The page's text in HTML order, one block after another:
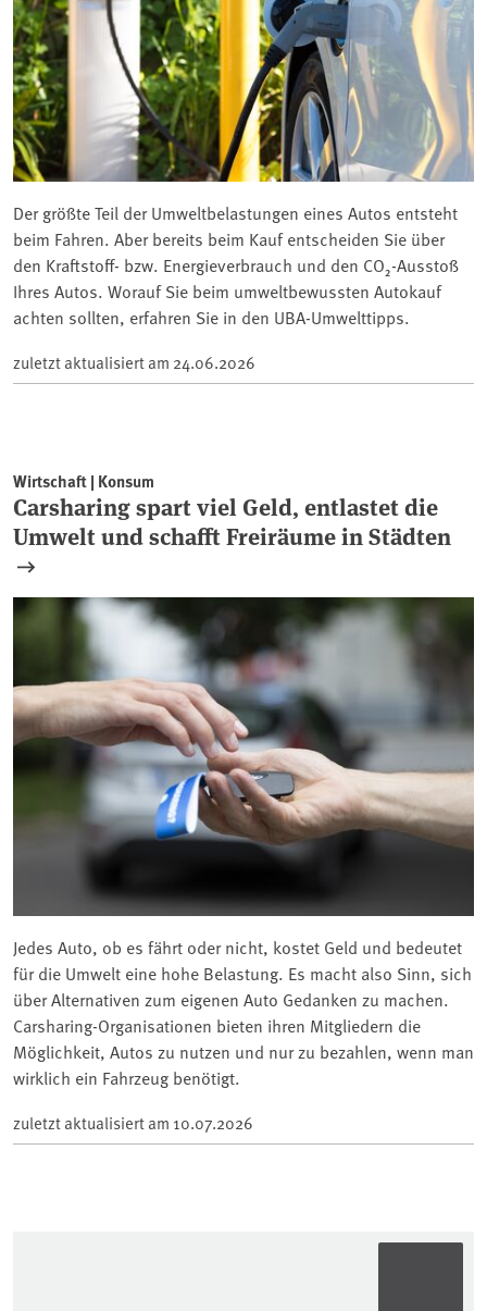
Der größte Teil der Umweltbelastungen eines Autos entsteht
beim Fahren. Aber bereits beim Kauf entscheiden Sie über
den Kraftstoff- bzw. Energieverbrauch und den CO₂-Ausstoß
Ihres Autos. Worauf Sie beim umweltbewussten Autokauf
achten sollten, erfahren Sie in den UBA-Umwelttipps.
zuletzt aktualisiert am 24.06.2026
Wirtschaft | Konsum
Carsharing spart viel Geld, entlastet die
Umwelt und schafft Freiräume in Städten
Jedes Auto, ob es fährt oder nicht, kostet Geld und bedeutet
für die Umwelt eine hohe Belastung. Es macht also Sinn, sich
über Alternativen zum eigenen Auto Gedanken zu machen.
Carsharing-Organisationen bieten ihren Mitgliedern die
Möglichkeit, Autos zu nutzen und nur zu bezahlen, wenn man
wirklich ein Fahrzeug benötigt.
zuletzt aktualisiert am 10.07.2026